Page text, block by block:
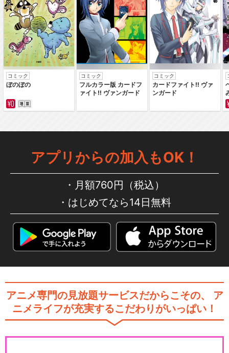
コミック
ぼのぼの
コミック
フルカラー版 カードフ
ァイト‼ ヴァンガード
コミック
カードファイト‼ ヴァ
ンガード
アプリからの加入もOK！
月額760円（税込）
はじめてなら14日無料
アニメ専門の見放題サービスだからこその、
ア
ニメライフが充実するこだわりがいっぱい！